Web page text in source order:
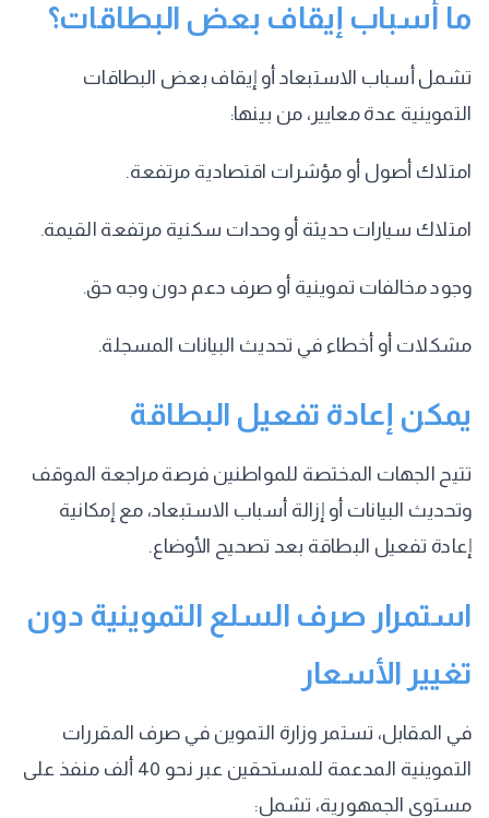
ما أسباب إيقاف بعض البطاقات؟
تشمل أسباب الاستبعاد أو إيقاف بعض البطاقات
التموينية عدة معايير، من بينها:
امتلاك أصول أو مؤشرات اقتصادية مرتفعة.
امتلاك سيارات حديثة أو وحدات سكنية مرتفعة القيمة.
وجود مخالفات تموينية أو صرف دعم دون وجه حق.
مشكلات أو أخطاء في تحديث البيانات المسجلة.
يمكن إعادة تفعيل البطاقة
تتيح الجهات المختصة للمواطنين فرصة مراجعة الموقف
وتحديث البيانات أو إزالة أسباب الاستبعاد، مع إمكانية
إعادة تفعيل البطاقة بعد تصحيح الأوضاع.
استمرار صرف السلع التموينية دون
تغيير الأسعار
في المقابل، تستمر وزارة التموين في صرف المقررات
التموينية المدعمة للمستحقين عبر نحو 40 ألف منفذ على
مستوى الجمهورية، تشمل: